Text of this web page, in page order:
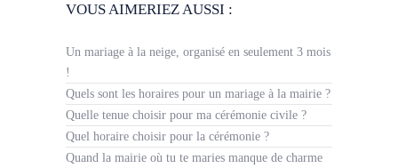
VOUS AIMERIEZ AUSSI :
Un mariage à la neige, organisé en seulement 3 mois
!
Quels sont les horaires pour un mariage à la mairie ?
Quelle tenue choisir pour ma cérémonie civile ?
Quel horaire choisir pour la cérémonie ?
Quand la mairie où tu te maries manque de charme